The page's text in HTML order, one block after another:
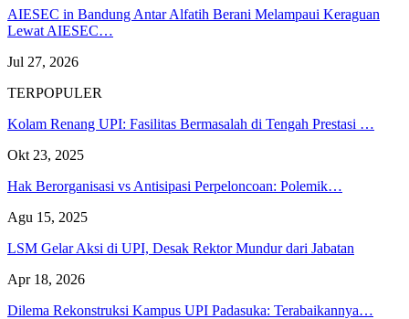
AIESEC in Bandung Antar Alfatih Berani Melampaui Keraguan
Lewat AIESEC…
Jul 27, 2026
TERPOPULER
Kolam Renang UPI: Fasilitas Bermasalah di Tengah Prestasi …
Okt 23, 2025
Hak Berorganisasi vs Antisipasi Perpeloncoan: Polemik…
Agu 15, 2025
LSM Gelar Aksi di UPI, Desak Rektor Mundur dari Jabatan
Apr 18, 2026
Dilema Rekonstruksi Kampus UPI Padasuka: Terabaikannya…